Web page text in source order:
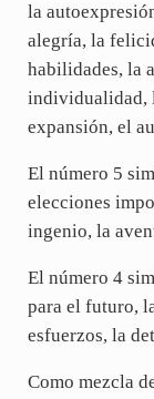
la
alegría, la
habilidades, la
individualidad,
expansión, el
El número 5
elecciones
ingenio, la
El número 4
para el futuro,
esfuerzos, la
Como mezcla